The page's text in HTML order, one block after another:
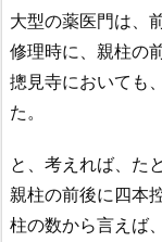
大型の薬医門は、
修理時に、親柱の
摠見寺においても
た。
と、考えれば、た
親柱の前後に四本
柱の数から言えば